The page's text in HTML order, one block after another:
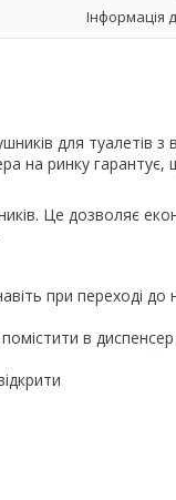
Інформація
для туалетів з
на ринку гарантує,
Це дозволяє
при переході до
в